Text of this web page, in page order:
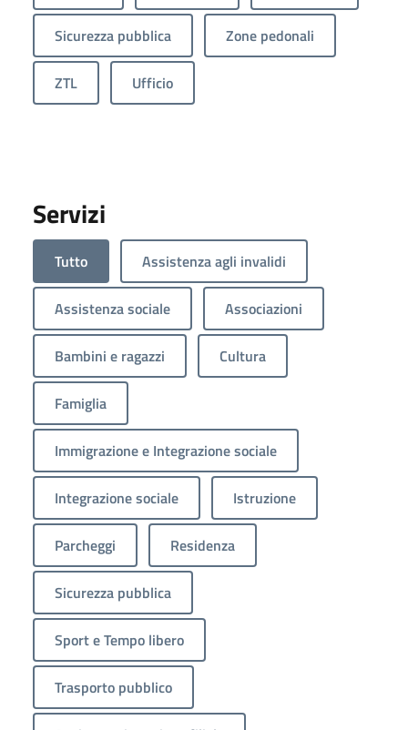
Sicurezza pubblica Zone pedonali
ZTL Ufficio
Servizi
Tutto Assistenza agli invalidi
Assistenza sociale Associazioni
Bambini e ragazzi Cultura
Famiglia
Immigrazione e Integrazione sociale
Integrazione sociale Istruzione
Parcheggi Residenza
Sicurezza pubblica
Sport e Tempo libero
Trasporto pubblico